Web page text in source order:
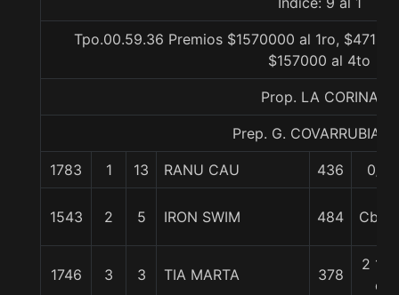
Tpo.00.59.36 Premios $1570000 al 1ro,
$157000 al 4to
Prop. LA CORINA
Prep. G. COVARRUBIAS
1783 1 13 RANU CAU 436 0/0
1543 2 5 IRON SWIM 484 Cbza.
1746 3 3 TIA MARTA 378
2 1/4
c